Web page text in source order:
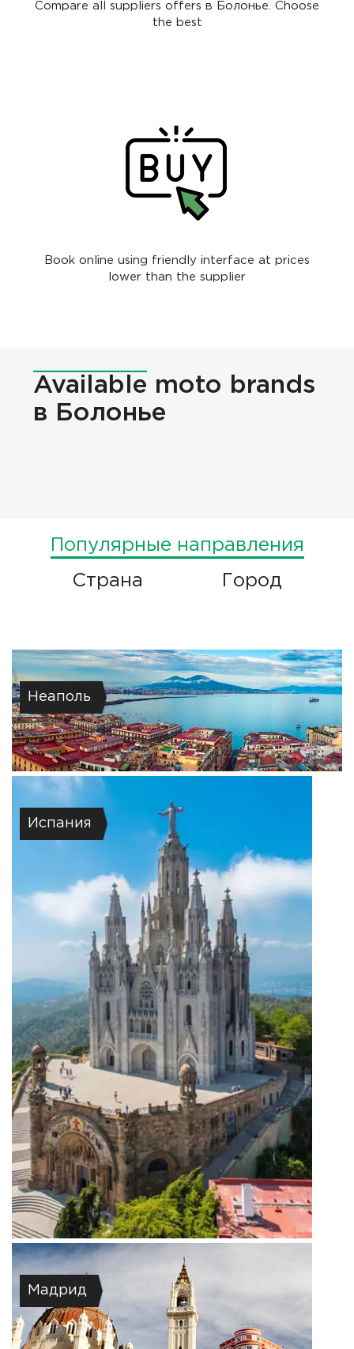
Compare all suppliers offers в Болонье. Choose
the best
Book online using friendly interface at prices
lower than the supplier
Available moto brands
в Болонье
Популярные направления
Страна Город
Неаполь
Испания
Мадрид